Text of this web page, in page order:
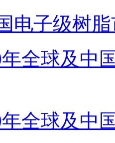
电子级树
年全球及中
年全球及中